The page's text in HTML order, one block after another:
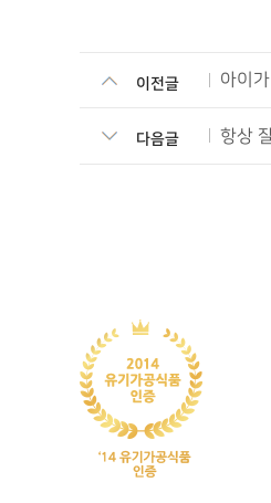
이전글 아이
항상
다음글